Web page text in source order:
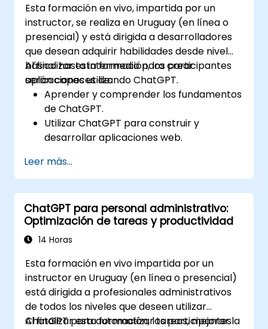
Esta formación en vivo, impartida por un
instructor, se realiza en Uruguay (en línea o
presencial) y está dirigida a desarrolladores
que desean adquirir habilidades desde nivel
básico hasta intermedio para crear
aplicaciones utilizando ChatGPT.
Al finalizar esta formación, los participantes
serán capaces de:
Aprender y comprender los fundamentos
de ChatGPT.
Utilizar ChatGPT para construir y
desarrollar aplicaciones web.
uso reales de ChatGPT.
Leer más...
ChatGPT para personal administrativo:
Optimización de tareas y productividad
14 Horas
Esta formación en vivo impartida por un
instructor en Uruguay (en línea o presencial)
está dirigida a profesionales administrativos
de todos los niveles que deseen utilizar
ChatGPT para automatizar tareas, mejorar la
Al finalizar esta formación, los participantes